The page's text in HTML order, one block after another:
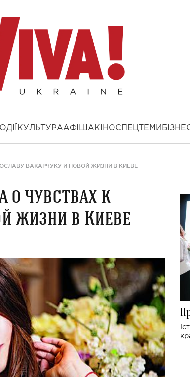
КУЛЬТУРААФІША КІНОСПЕЦТЕМИ
ВАКАРЧУКУ И НОВОЙ ЖИЗНИ В КИЕВЕ
о чувствах к
жизни в Киеве